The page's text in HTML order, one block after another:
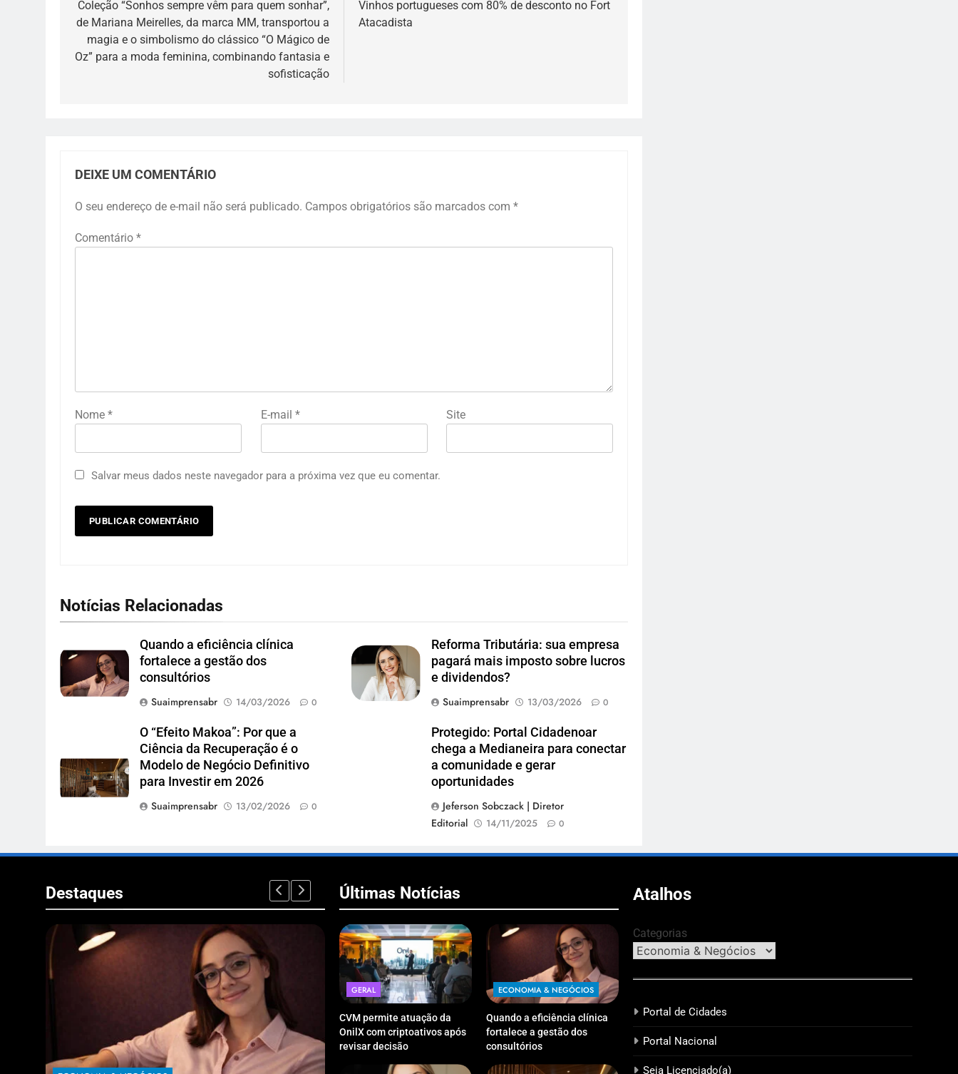
de
Post
Coleção “Sonhos sempre vêm para quem sonhar”,
de Mariana Meirelles, da marca MM, transportou a
magia e o simbolismo do clássico “O Mágico de
Oz” para a moda feminina, combinando fantasia e
sofisticação
Vinhos portugueses com 80% de desconto no Fort
Atacadista
DEIXE UM COMENTÁRIO
O seu endereço de e-mail não será publicado. Campos obrigatórios são marcados com *
Comentário *
Nome * E-mail * Site
Salvar meus dados neste navegador para a próxima vez que eu comentar.
Notícias Relacionadas
Quando a eficiência clínica
fortalece a gestão dos
consultórios
Suaimprensabr
14/03/2026 0
Reforma Tributária: sua empresa
pagará mais imposto sobre lucros
e dividendos?
Suaimprensabr
13/03/2026 0
O “Efeito Makoa”: Por que a
Ciência da Recuperação é o
Modelo de Negócio Definitivo
para Investir em 2026
Suaimprensabr
13/02/2026 0
Protegido: Portal Cidadenoar
chega a Medianeira para conectar
a comunidade e gerar
oportunidades
Jeferson Sobczack | Diretor
Editorial
14/11/2025 0
Destaques Últimas Notícias
GERAL
CVM permite atuação da
OnilX com criptoativos após
revisar decisão
ECONOMIA & NEGÓCIOS
Quando a eficiência clínica
fortalece a gestão dos
consultórios
Atalhos
Categorias
Portal de Cidades
Portal Nacional
Seja Licenciado(a)